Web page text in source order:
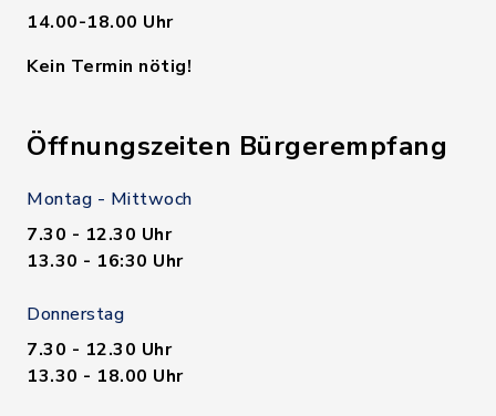
14.00-18.00 Uhr
Kein Termin nötig!
Öffnungszeiten Bürgerempfang
Montag - Mittwoch
7.30 - 12.30 Uhr
13.30 - 16:30 Uhr
Donnerstag
7.30 - 12.30 Uhr
13.30 - 18.00 Uhr